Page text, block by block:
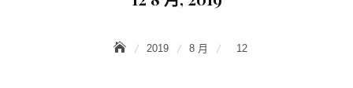
2019 8 月 12